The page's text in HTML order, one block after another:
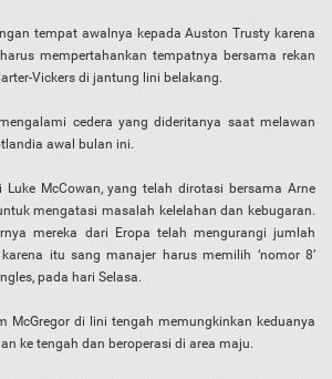
tempat awalnya kepada Auston Trusty karena
mempertahankan tempatnya bersama rekan
Vickers di jantung lini belakang.
cedera yang dideritanya saat melawan
awal bulan ini.
Luke McCowan, yang telah dirotasi bersama Arne
mengatasi masalah kelelahan dan kebugaran.
mereka dari Eropa telah mengurangi jumlah
itu sang manajer harus memilih ‘nomor 8’
pada hari Selasa.
McGregor di lini tengah memungkinkan keduanya
ke tengah dan beroperasi di area maju.